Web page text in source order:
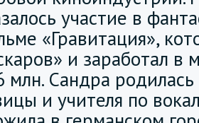
участие в
«Гравитация»,
и заработал в
млн. Сандра
и учителя по